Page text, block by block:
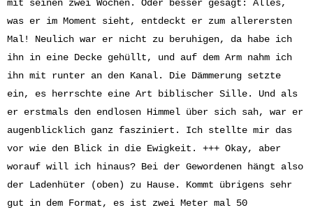
mit seinen zwei Wochen. Oder besser gesagt: Alles,
was er im Moment sieht, entdeckt er zum allerersten
Mal! Neulich war er nicht zu beruhigen, da habe ich
ihn in eine Decke gehüllt, und auf dem Arm nahm ich
ihn mit runter an den Kanal. Die Dämmerung setzte
ein, es herrschte eine Art biblischer Sille. Und als
er erstmals den endlosen Himmel über sich sah, war er
augenblicklich ganz fasziniert. Ich stellte mir das
vor wie den Blick in die Ewigkeit. +++ Okay, aber
worauf will ich hinaus? Bei der Gewordenen hängt also
der Ladenhüter (oben) zu Hause. Kommt übrigens sehr
gut in dem Format, es ist zwei Meter mal 50